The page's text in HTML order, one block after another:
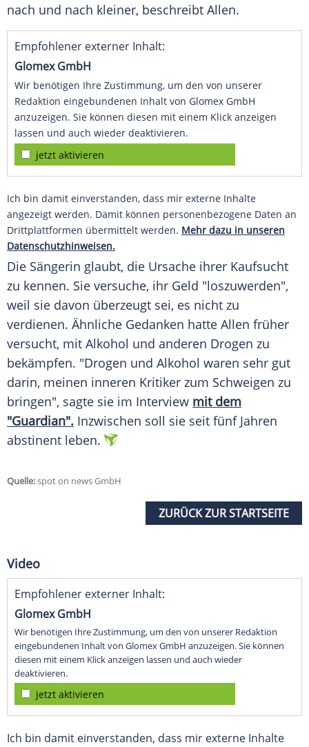
nach und nach kleiner, beschreibt Allen.
Empfohlener externer Inhalt:
Glomex GmbH
Wir benötigen Ihre Zustimmung, um den von unserer
Redaktion eingebundenen Inhalt von Glomex GmbH
anzuzeigen. Sie können diesen mit einem Klick anzeigen
lassen und auch wieder deaktivieren.
jetzt aktivieren
Ich bin damit einverstanden, dass mir externe Inhalte
angezeigt werden. Damit können personenbezogene Daten an
Drittplattformen übermittelt werden. Mehr dazu in unseren
Datenschutzhinweisen.
Die Sängerin glaubt, die Ursache ihrer Kaufsucht
zu kennen. Sie versuche, ihr Geld "loszuwerden",
weil sie davon überzeugt sei, es nicht zu
verdienen. Ähnliche Gedanken hatte Allen früher
versucht, mit Alkohol und anderen Drogen zu
bekämpfen. "Drogen und Alkohol waren sehr gut
darin, meinen inneren Kritiker zum Schweigen zu
bringen", sagte sie im Interview mit dem
"Guardian". Inzwischen soll sie seit fünf Jahren
abstinent leben.
Quelle:spot on news GmbH
ZURÜCK ZUR STARTSEITE
Video
Empfohlener externer Inhalt:
Glomex GmbH
Wir benötigen Ihre Zustimmung, um den von unserer Redaktion
eingebundenen Inhalt von Glomex GmbH anzuzeigen. Sie können
diesen mit einem Klick anzeigen lassen und auch wieder
deaktivieren.
jetzt aktivieren
Ich bin damit einverstanden, dass mir externe Inhalte